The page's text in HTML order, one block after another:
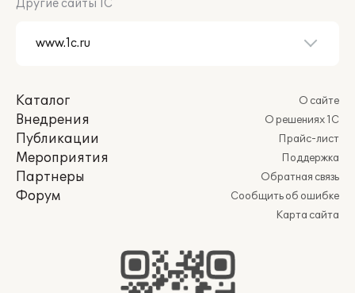
Другие сайты 1С
Каталог
Внедрения
Публикации
Мероприятия
Партнеры
Форум
О сайте
О решениях 1С
Прайс-лист
Поддержка
Обратная связь
Сообщить об ошибке
Карта сайта